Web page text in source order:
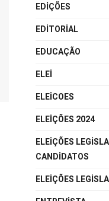
EDIÇÕES
EDITORIAL
EDUCAÇÃO
ELEI
ELEICOES
ELEIÇÕES 2024
ELEIÇÕES
CANDIDATOS
ELEIÇÕES